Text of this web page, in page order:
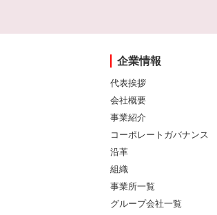
企業情報
代表挨拶
会社概要
事業紹介
コーポレートガバナンス
沿革
組織
事業所一覧
グループ会社一覧